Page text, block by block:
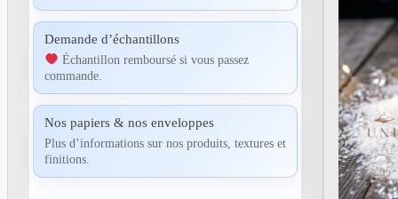
Demande d’échantillons
Échantillon remboursé si vous passez
commande.
Nos papiers & nos enveloppes
Plus d’informations sur nos produits, textures et
finitions.